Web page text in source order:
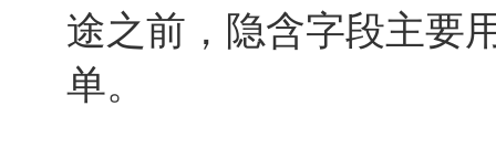
途之前，隐含字段主要
单。